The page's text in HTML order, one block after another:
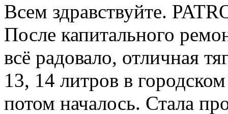
Всем здравствуйте.
После капитального
всё радовало, отличная
13, 14 литров в
потом началось. Стала